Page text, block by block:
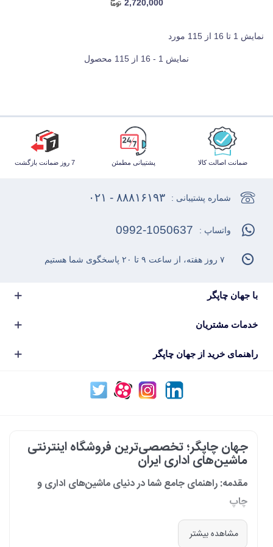
2,720,000
نمایش 1 تا 16 از 115 مورد
نمایش 1 - 16 از 115 محصول
ضمانت اصالت کالا پشتیبانی مطمئن 7 روز ضمانت بازگشت
با جهان چاپگر
خدمات مشتریان
راهنمای خرید از جهان چاپگر
شماره پشتیبانی : ۸۸۸۱۶۱۹۳ - ۰۲۱
واتساپ : 0992-1050637
۷ روز هفته، از ساعت ۹ تا ۲۰ پاسخگوی شما هستیم
جهان چاپگر؛ تخصصی‌ترین فروشگاه اینترنتی
ماشین‌های اداری ایران
مقدمه: راهنمای جامع شما در دنیای ماشین‌های اداری و
چاپ
در دنیای پرشتاب امروز که کسب‌وکارها و سازمان‌ها برای افزایش بهره‌وری خود به
فناوری‌های نوین وابسته‌اند، دسترسی به ابزارهای کارآمد و قابل اعتماد یک
مشاهده بیشتر